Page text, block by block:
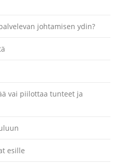
johtamisen ydin?
vai piilottaa tunteet ja
esille